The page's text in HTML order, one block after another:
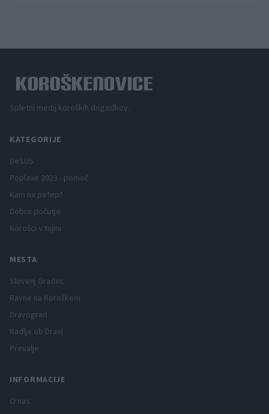
Spletni medij koroških dogodkov.
KATEGORIJE
DeSUS
Poplave 2023 - pomoč
Kam na potep?
Dobro počutje
Korošci v tujini
MESTA
Slovenj Gradec
Ravne na Koroškem
Dravograd
Radlje ob Dravi
Prevalje
INFORMACIJE
O nas